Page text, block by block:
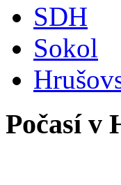
SDH
Sokol
Počasí v